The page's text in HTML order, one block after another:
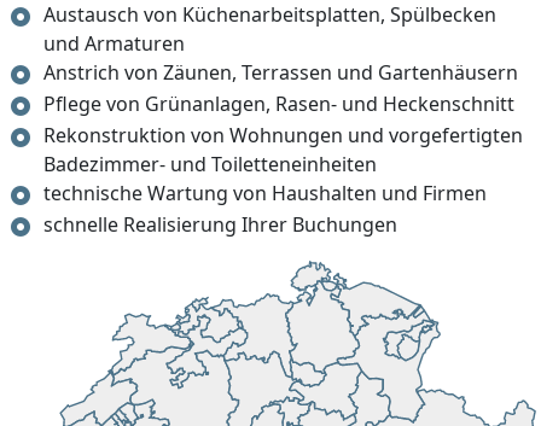
Austausch von Küchenarbeitsplatten, Spülbecken
und Armaturen
Anstrich von Zäunen, Terrassen und Gartenhäusern
Pflege von Grünanlagen, Rasen- und Heckenschnitt
Rekonstruktion von Wohnungen und vorgefertigten
Badezimmer- und Toiletteneinheiten
technische Wartung von Haushalten und Firmen
schnelle Realisierung Ihrer Buchungen